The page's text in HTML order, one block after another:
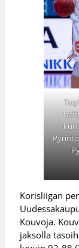
Korisliigan
Kouvoja.
jaksolla